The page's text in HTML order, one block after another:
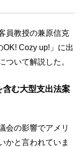
員教授の兼原信克
Cozy up!」に出
ついて解説した。
む大型支出法案
会の影響でアメリ
かと言われていま